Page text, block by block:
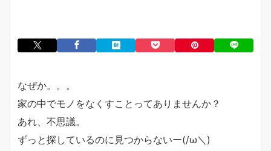
なぜか。。。
家の中でモノをなくすことってありませんか？
あれ、不思議。
ずっと探しているのに見つからないー(/ω＼)